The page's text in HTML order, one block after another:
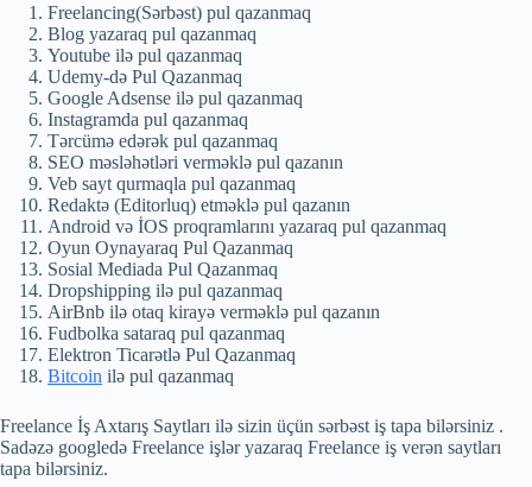
Freelancing(Sərbəst) pul qazanmaq
Blog yazaraq pul qazanmaq
Youtube ilə pul qazanmaq
Udemy-də Pul Qazanmaq
Google Adsense ilə pul qazanmaq
Instagramda pul qazanmaq
Tərcümə edərək pul qazanmaq
SEO məsləhətləri verməklə pul qazanın
Veb sayt qurmaqla pul qazanmaq
Redaktə (Editorluq) etməklə pul qazanın
Android və İOS proqramlarını yazaraq pul qazanmaq
Oyun Oynayaraq Pul Qazanmaq
Sosial Mediada Pul Qazanmaq
Dropshipping ilə pul qazanmaq
AirBnb ilə otaq kirayə verməklə pul qazanın
Fudbolka sataraq pul qazanmaq
Elektron Ticarətlə Pul Qazanmaq
Bitcoin ilə pul qazanmaq
Freelance İş Axtarış Saytları ilə sizin üçün sərbəst iş tapa bilərsiniz .
Sadəzə googledə Freelance işlər yazaraq Freelance iş verən saytları
tapa bilərsiniz.